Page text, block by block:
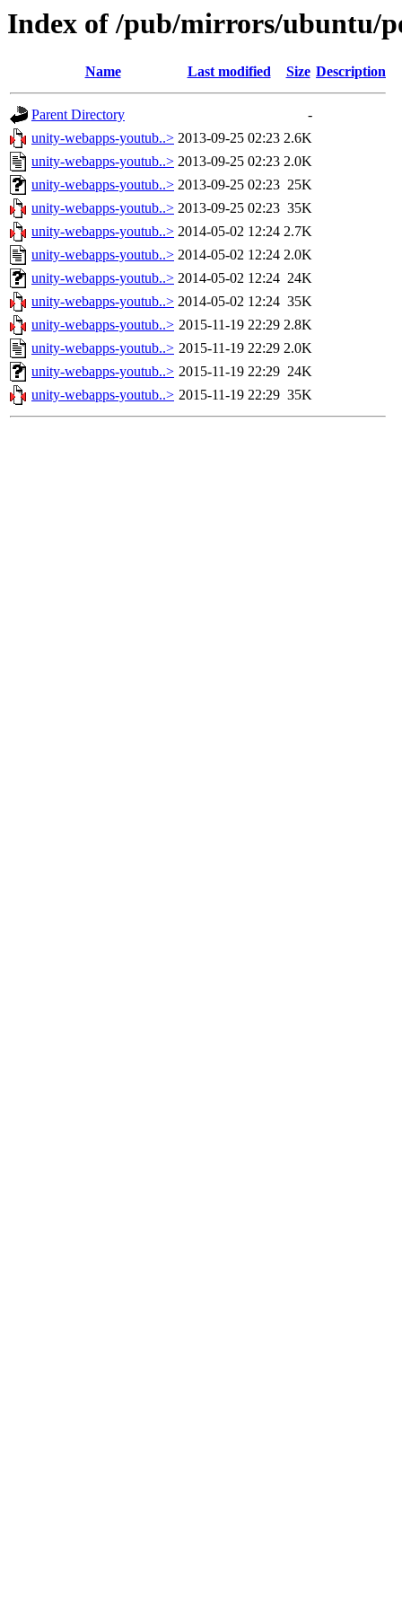
Index of /pub/mirrors/ubuntu/
Name Last modified Size Description
Parent Directory
-
unity-webapps-youtub..> 2013-09-25 02:23 2.6K
unity-webapps-youtub..> 2013-09-25 02:23 2.0K
unity-webapps-youtub..> 2013-09-25 02:23 25K
unity-webapps-youtub..> 2013-09-25 02:23 35K
unity-webapps-youtub..> 2014-05-02 12:24 2.7K
unity-webapps-youtub..> 2014-05-02 12:24 2.0K
unity-webapps-youtub..> 2014-05-02 12:24 24K
unity-webapps-youtub..> 2014-05-02 12:24 35K
unity-webapps-youtub..> 2015-11-19 22:29 2.8K
unity-webapps-youtub..> 2015-11-19 22:29 2.0K
unity-webapps-youtub..> 2015-11-19 22:29 24K
unity-webapps-youtub..> 2015-11-19 22:29 35K